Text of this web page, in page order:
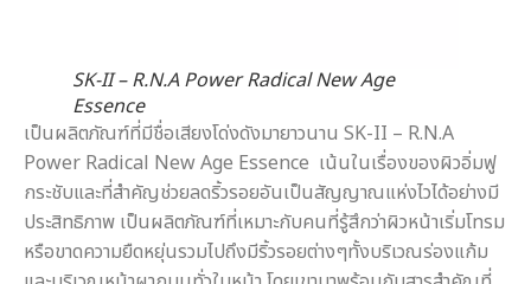
SK-II – R.N.A Power Radical New Age
Essence
เป็นผลิตภัณฑ์ที่มีชื่อเสียงโด่งดังมายาวนาน SK-II – R.N.A
Power Radical New Age Essence เน้นในเรื่องของผิวอิ่มฟู
กระชับและที่สำคัญช่วยลดริ้วรอยอันเป็นสัญญาณแห่งไวได้อย่างมี
ประสิทธิภาพ เป็นผลิตภัณฑ์ที่เหมาะกับคนที่รู้สึกว่าผิวหน้าเริ่มโทรม
หรือขาดความยืดหยุ่นรวมไปถึงมีริ้วรอยต่างๆทั้งบริเวณร่องแก้ม